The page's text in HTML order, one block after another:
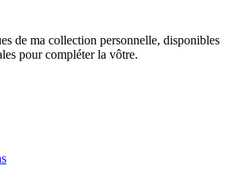
de ma collection personnelle, disponibles
pour compléter la vôtre.